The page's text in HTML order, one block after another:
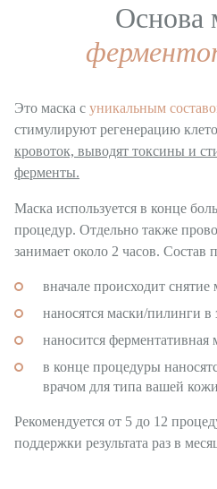
Основа
Это маска с уникальным
стимулируют регенерацию
кровоток, выводят токсины и
ферменты.
Маска используется в конце
процедур. Отдельно также
занимает около 2 часов. Состав
вначале происходит
наносятся маски/пилинги в
наносится ферментативная
в конце процедуры
врачом для типа вашей
Рекомендуется от 5 до 12
поддержки результата раз в